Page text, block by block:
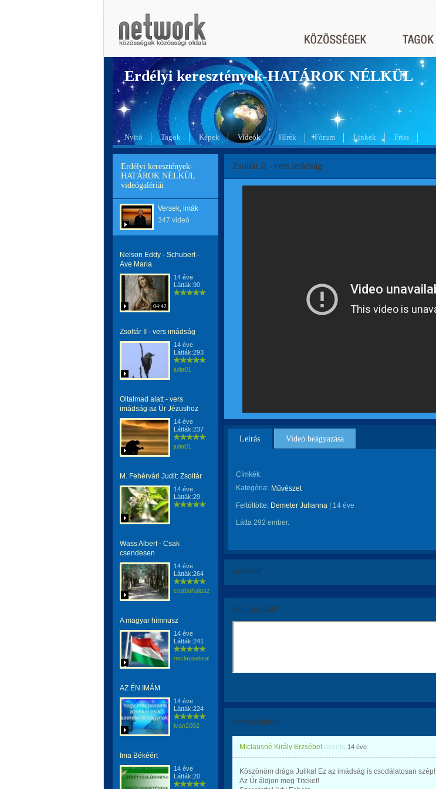
Erdélyi keresztények-HATÁROK NÉLKÜL
Nyitó Tagok Képek Videók Hírek Fórum Linkek Friss
Erdélyi keresztények-
HATÁROK NÉLKÜL
videógalériái
Versek, imák
347 videó
Nelson Eddy - Schubert -
Ave Maria
04:42
14 éve
Látták:90
Zsoltár II - vers imádság
14 éve
Látták:293
julia01
Oltalmad alatt - vers
imádság az Úr Jézushoz
14 éve
Látták:237
julia01
M. Fehérvári Judit: Zsoltár
14 éve
Látták:29
Wass Albert - Csak
csendesen
14 éve
Látták:264
csabahalasz
A magyar himnusz
14 éve
Látták:241
miclauselisabeta
AZ ÉN IMÁM
14 éve
Látták:224
ivan2002
Ima Békéért
14 éve
Látták:20
Zsoltár II - vers imádság
Leírás Videó beágyazása
Címkék:
Kategória: Művészet
Feltöltötte: Demeter Julianna 14 éve
Látta 292 ember.
Értékeld!
Kommentáld!
Hozzászólások
Miclausné Király Erzsébetüzente 14 éve
Köszönöm drága Julika! Ez az imádság is csodálatosan szép!
Az Úr áldjon meg Titeket!